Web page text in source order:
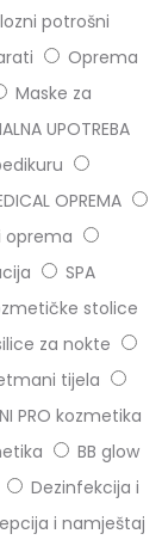
potrošni
Oprema
Maske za
UPOTREBA
OPREMA
oprema
SPA
stolice
za nokte
tijela
PRO kozmetika
BB glow
Dezinfekcija i
i namještaj